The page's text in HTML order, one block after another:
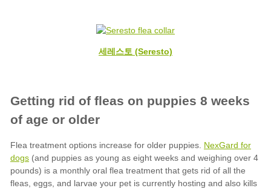
세레스토 (Seresto)
NexGard for
dogs